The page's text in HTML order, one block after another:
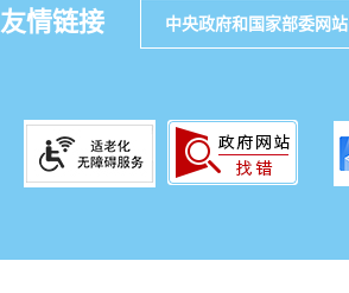
友情链接 中央政府和国家部委网站